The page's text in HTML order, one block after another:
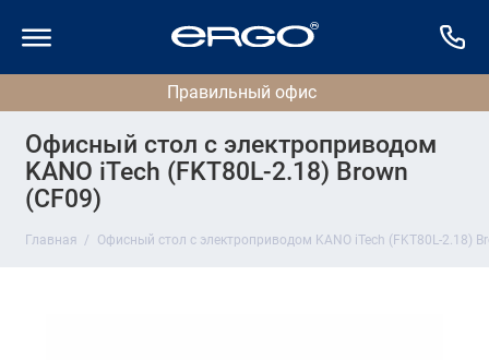
Офисный стол с электроприводом
KANO iTech (FKT80L-2.18) Brown
(CF09)
Главная Офисный стол с электроприводом KANO iTech (FKT80L-2.18)